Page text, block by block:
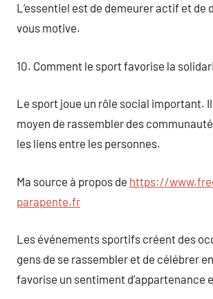
L’essentiel est de demeurer actif et de
vous motive.
10. Comment le sport favorise la
Le sport joue un rôle social important.
moyen de rassembler des
les liens entre les personnes.
Ma source à propos de https://
parapente.fr
Les événements sportifs créent des
gens de se rassembler et de célébrer
favorise un sentiment d’appartenance